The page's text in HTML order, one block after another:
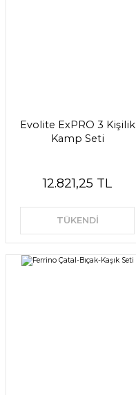
Evolite ExPRO 3 Kişilik
Kamp Seti
12.821,25 TL
TÜKENDİ